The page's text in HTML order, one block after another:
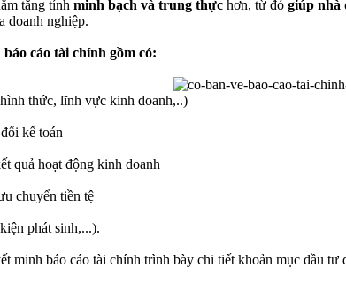
tăng tính minh bạch và trung thực hơn, từ đó giúp nhà
doanh nghiệp.
cáo tài chính gồm có:
thức, lĩnh vực kinh doanh,..)
kế toán
quả hoạt động kinh doanh
chuyển tiền tệ
phát sinh,...).
minh báo cáo tài chính trình bày chi tiết khoản mục đầu tư